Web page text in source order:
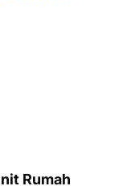
Rumah